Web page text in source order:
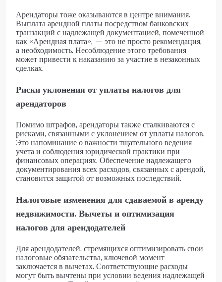
Арендаторы тоже оказываются в центре внимания.
Выплата арендной платы посредством банковских
транзакций с надлежащей документацией, помеченной
как «Арендная плата», — это не просто рекомендация,
а необходимость. Несоблюдение этого требования
может привести к наказанию за участие в незаконных
сделках.
Риски уклонения от уплаты налогов для
арендаторов
Помимо штрафов, арендаторы также сталкиваются с
рисками, связанными с уклонением от уплаты налогов.
Это напоминание о важности тщательного ведения
учета и соблюдения юридической практики при
финансовых операциях. Обеспечение надлежащего
документирования всех расходов, связанных с арендой,
становится защитой от возможных последствий.
Налоговые изменения для сдаваемой в аренду
недвижимости. Вычеты и оптимизация
налогов для арендодателей
Для арендодателей, стремящихся оптимизировать свои
налоговые обязательства, ключевой момент
заключается в вычетах. Соответствующие расходы
могут быть вычтены при условии ведения надлежащей